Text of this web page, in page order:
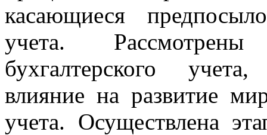
касающиеся
учета.
бухгалтерского
влияние на развитие
учета. Осуществлена